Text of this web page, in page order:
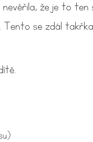
že je to
Tento se zdál